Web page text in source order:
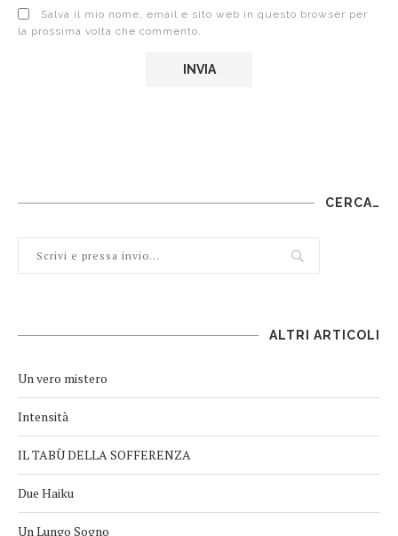
Salva il mio nome, email e sito web in questo browser per
la prossima volta che commento.
CERCA…
ALTRI ARTICOLI
Un vero mistero
Intensità
IL TABÙ DELLA SOFFERENZA
Due Haiku
Un Lungo Sogno